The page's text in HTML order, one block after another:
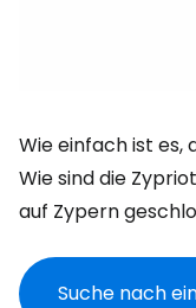
Wie einfach ist es,
Wie sind die
auf Zypern
Suche nach